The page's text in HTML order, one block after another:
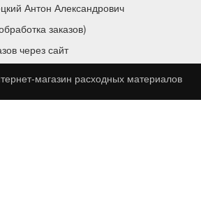
Антон Александрович
заказов)
через сайт
магазин расходных материалов